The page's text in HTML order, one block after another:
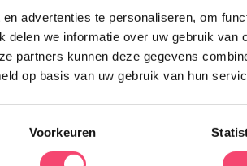
advertenties te personaliseren, om
delen we informatie over uw gebruik van
partners kunnen deze gegevens
op basis van uw gebruik van hun
Voorkeuren
in onze mooie stad Den Haag met andere
blij van!"- Tamara en Jantine -